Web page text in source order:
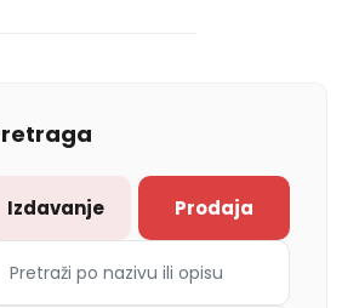
Izdavanje Prodaja